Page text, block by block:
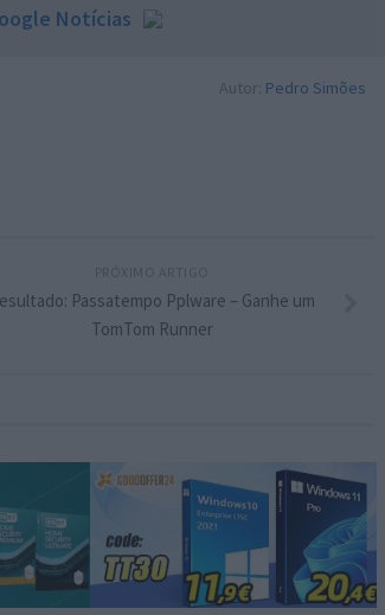
Notícias
Autor: Pedro Simões
Passatempo Pplware – Ganhe um
TomTom Runner